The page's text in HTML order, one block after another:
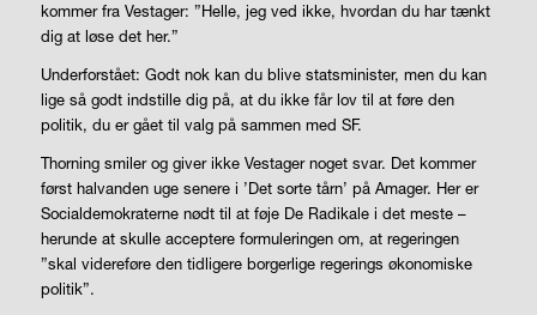
kommer fra Vestager: ”Helle, jeg ved ikke, hvordan du har tænkt
dig at løse det her.”
Underforstået: Godt nok kan du blive statsminister, men du kan
lige så godt indstille dig på, at du ikke får lov til at føre den
politik, du er gået til valg på sammen med SF.
Thorning smiler og giver ikke Vestager noget svar. Det kommer
først halvanden uge senere i ’Det sorte tårn’ på Amager. Her er
Socialdemokraterne nødt til at føje De Radikale i det meste –
herunde at skulle acceptere formuleringen om, at regeringen
”skal videreføre den tidligere borgerlige regerings økonomiske
politik”.